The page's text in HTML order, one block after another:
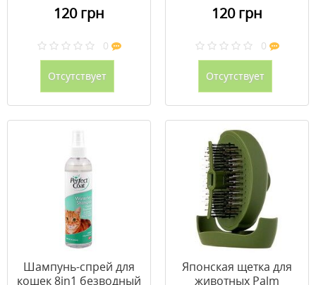
120 грн
0
Отсутствует
120 грн
0
Отсутствует
Шампунь-спрей для
кошек 8in1 безводный
Японская щетка для
животных Palm